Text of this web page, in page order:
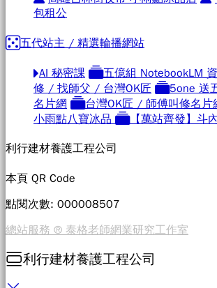
包租公
五代站主 / 精選輪播網站
AI 秘密課 五億組 NotebookLM
修 / 找師父 / 台灣OK匠
5one 送
名片網
台灣OK匠 / 師傅叫修名片
小雨點八寶冰品
【萬站齊發】斗
利行建材養護工程公司
本頁 QR Code
點閱次數: 000008507
總站服務 ® 泰格老師網業研究工作室
利行建材養護工程公司